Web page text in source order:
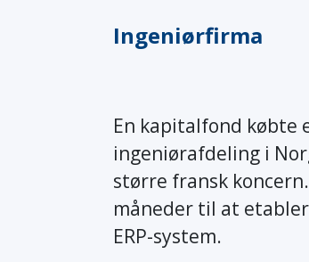
Ingeniørfirma
En kapitalfond købte
ingeniørafdeling i
større fransk
måneder til at
ERP-system.